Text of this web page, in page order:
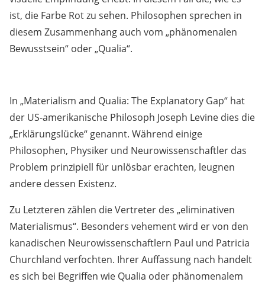
ist, die Farbe Rot zu sehen. Philosophen sprechen in
diesem Zusammenhang auch vom „phänomenalen
Bewusstsein“ oder „Qualia“.
In „Materialism and Qualia: The Explanatory Gap“ hat
der US-amerikanische Philosoph Joseph Levine dies die
„Erklärungslücke“ genannt. Während einige
Philosophen, Physiker und Neurowissenschaftler das
Problem prinzipiell für unlösbar erachten, leugnen
andere dessen Existenz.
Zu Letzteren zählen die Vertreter des „eliminativen
Materialismus“. Besonders vehement wird er von den
kanadischen Neurowissenschaftlern Paul und Patricia
Churchland verfochten. Ihrer Auffassung nach handelt
es sich bei Begriffen wie Qualia oder phänomenalem